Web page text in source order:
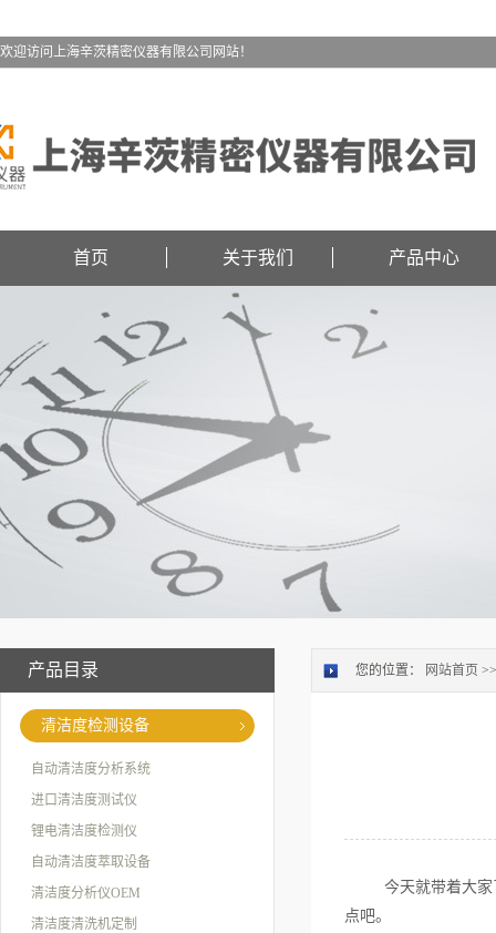
欢迎访问上海辛茨精密仪器有限公司网站！
首页 关于我们 产品中心
产品目录
清洁度检测设备
自动清洁度分析系统
进口清洁度测试仪
锂电清洁度检测仪
自动清洁度萃取设备
清洁度分析仪OEM
清洁度清洗机定制
您的位置： 网站首页
今天就带着大家
点吧。